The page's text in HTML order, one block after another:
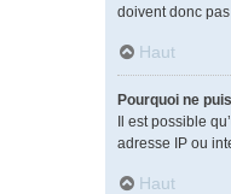
doivent donc
Haut
Pourquoi ne
Il est possible
adresse IP ou
Haut